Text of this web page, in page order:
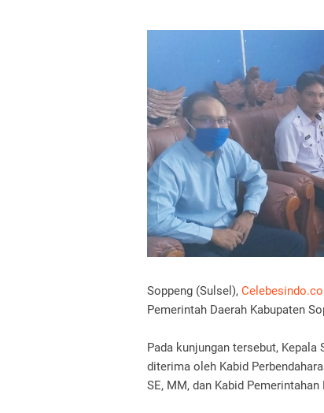
Soppeng (Sulsel),
Pemerintah Daerah Kabupaten
Pada kunjungan tersebut,
diterima oleh Kabid
SE, MM, dan Kabid